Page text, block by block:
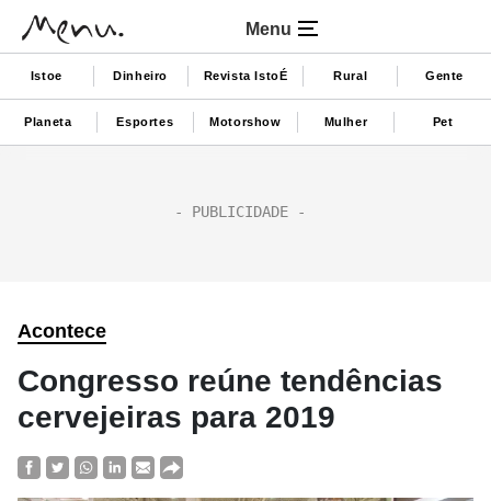
Menu
Istoe Dinheiro Revista IstoÉ Rural Gente
Planeta Esportes Motorshow Mulher Pet
Acontece
Congresso reúne tendências
cervejeiras para 2019